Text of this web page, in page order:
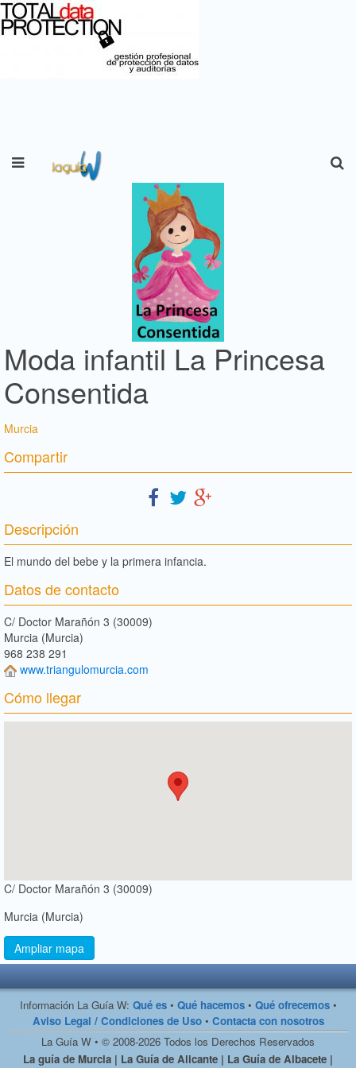
Moda infantil La Princesa
Consentida
Murcia
Compartir
Descripción
El mundo del bebe y la primera infancia.
Datos de contacto
C/ Doctor Marañón 3 (30009)
Murcia (Murcia)
968 238 291
www.triangulomurcia.com
Cómo llegar
C/ Doctor Marañón 3 (30009)
Murcia (Murcia)
Ampliar mapa
Información La Guía W: Qué es• Qué hacemos• Qué ofrecemos•
Aviso Legal / Condiciones de Uso• Contacta con nosotros
La Guía W • © 2008-2026 Todos los Derechos Reservados
La guía de Murcia | La Guía de Alicante | La Guía de Albacete |